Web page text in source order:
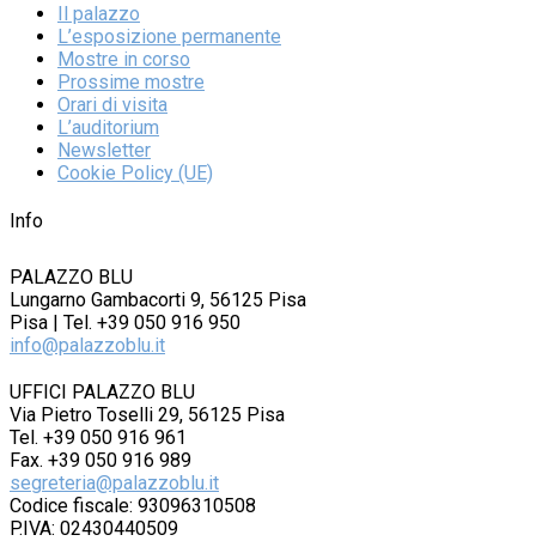
Il palazzo
L’esposizione permanente
Mostre in corso
Prossime mostre
Orari di visita
L’auditorium
Newsletter
Cookie Policy (UE)
Info
PALAZZO BLU
Lungarno Gambacorti 9, 56125 Pisa
Pisa | Tel. +39 050 916 950
info@palazzoblu.it
UFFICI PALAZZO BLU
Via Pietro Toselli 29, 56125 Pisa
Tel. +39 050 916 961
Fax. +39 050 916 989
segreteria@palazzoblu.it
Codice fiscale: 93096310508
P.IVA: 02430440509